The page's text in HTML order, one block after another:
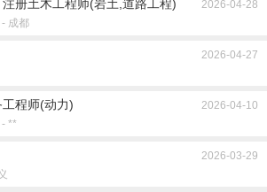
册土木工程师(岩土,道路工程)
2026-04-28
- 成都
2026-04-27
程师(动力)
2026-04-10
**
2026-03-29